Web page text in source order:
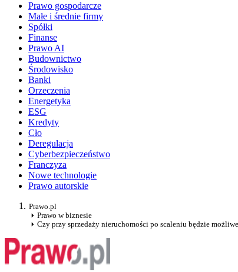
Prawo gospodarcze
Małe i średnie firmy
Spółki
Finanse
Prawo AI
Budownictwo
Środowisko
Banki
Orzeczenia
Energetyka
ESG
Kredyty
Cło
Deregulacja
Cyberbezpieczeństwo
Franczyza
Nowe technologie
Prawo autorskie
Prawo.pl
Prawo w biznesie
Czy przy sprzedaży nieruchomości po scaleniu będzie